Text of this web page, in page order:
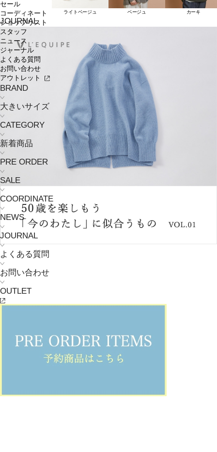
セール
コーディネート
ショップリスト
スタッフ
ニュース
ジャーナル
よくある質問
お問い合わせ
アウトレット
BRAND
大きいサイズ
CATEGORY
新着商品
PRE ORDER
SALE
COORDINATE
NEWS
JOURNAL
よくある質問
お問い合わせ
OUTLET
ライトベージュ ベージュ カーキ
JOURNAL